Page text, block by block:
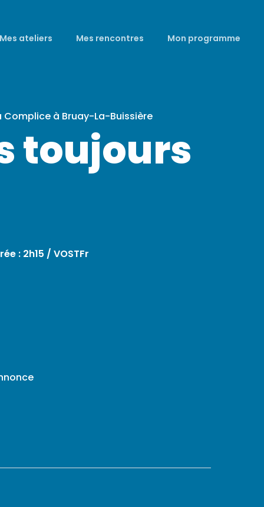
Mes ateliers Mes rencontres Mon programme
Complice à Bruay-La-Buissière
toujours
: 2h15 / VOSTFr